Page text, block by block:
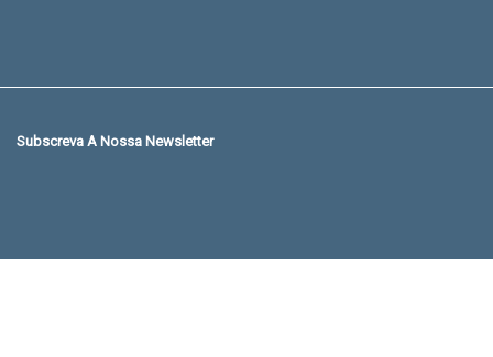
Subscreva A Nossa Newsletter